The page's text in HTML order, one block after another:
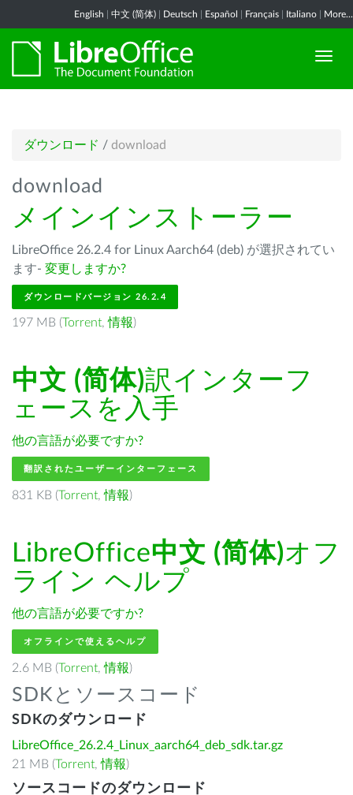
English 中文 (简体) Deutsch Español Français Italiano More...
ダウンロード / download
download
メインインストーラー
LibreOffice 26.2.4 for Linux Aarch64 (deb) が選択されてい
ます- 変更しますか?
ダウンロードバージョン 26.2.4
197 MB (Torrent,情報)
中文 (简体)訳インターフ
ェースを入手
他の言語が必要ですか?
翻訳されたユーザーインターフェース
831 KB (Torrent,情報)
LibreOffice中文 (简体)オフ
ライン ヘルプ
他の言語が必要ですか?
オフラインで使えるヘルプ
2.6 MB (Torrent,情報)
SDKとソースコード
SDKのダウンロード
LibreOffice_26.2.4_Linux_aarch64_deb_sdk.tar.gz
21 MB (Torrent,情報)
ソースコードのダウンロード